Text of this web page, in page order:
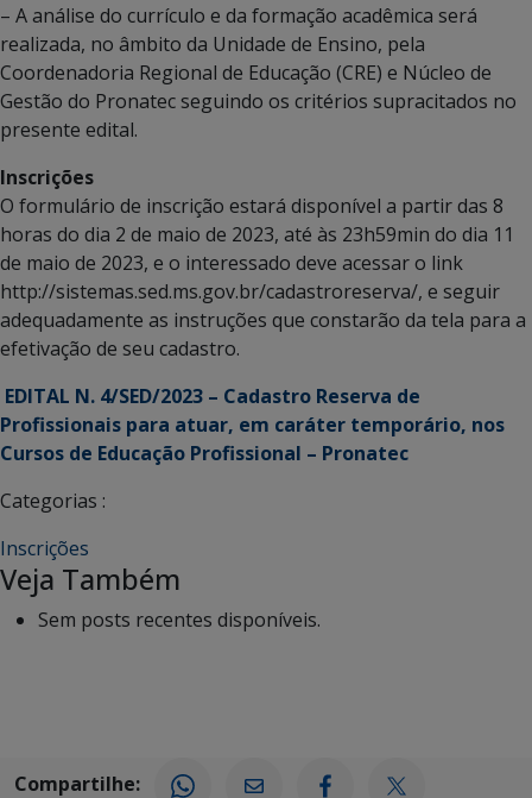
– A análise do currículo e da formação acadêmica será
realizada, no âmbito da Unidade de Ensino, pela
Coordenadoria Regional de Educação (CRE) e Núcleo de
Gestão do Pronatec seguindo os critérios supracitados no
presente edital.
Inscrições
O formulário de inscrição estará disponível a partir das 8
horas do dia 2 de maio de 2023, até às 23h59min do dia 11
de maio de 2023, e o interessado deve acessar o link
http://sistemas.sed.ms.gov.br/cadastroreserva/, e seguir
adequadamente as instruções que constarão da tela para a
efetivação de seu cadastro.
EDITAL N. 4/SED/2023 – Cadastro Reserva de
Profissionais para atuar, em caráter temporário, nos
Cursos de Educação Profissional – Pronatec
Categorias :
Inscrições
Veja Também
Sem posts recentes disponíveis.
Compartilhe: